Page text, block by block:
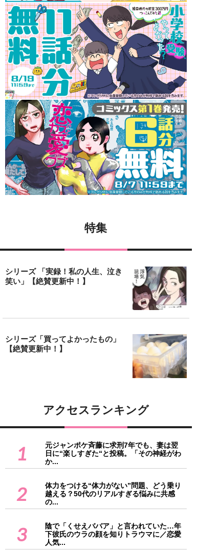
特集
シリーズ 「実録！私の人生、泣き
笑い」【絶賛更新中！】
シリーズ「買ってよかったもの」
【絶賛更新中！】
アクセスランキング
1
元ジャンポケ斉藤に求刑7年でも、妻は翌
日に“楽しすぎた“と投稿。「その神経がわ
か...
2
体力をつける“体力がない”問題、どう乗り
越える？50代のリアルすぎる悩みに共感
の...
3
陰で「くせえババア」と言われていた…年
下彼氏のウラの顔を知りトラウマに／恋愛
人気...